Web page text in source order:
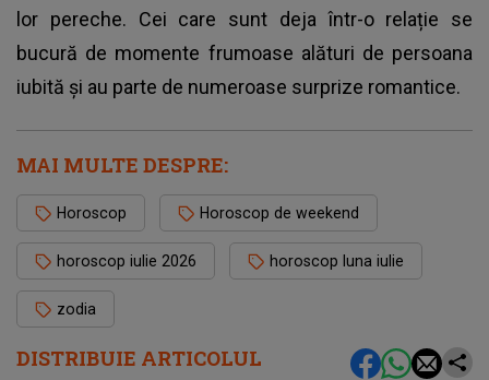
DISTRIBUIE ARTICOLUL
lor pereche. Cei care sunt deja într-o relație se
bucură de momente frumoase alături de persoana
iubită și au parte de numeroase surprize romantice.
MAI MULTE DESPRE:
Horoscop Horoscop de weekend
horoscop iulie 2026 horoscop luna iulie
zodia